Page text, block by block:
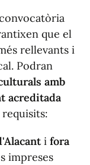
que el
rellevants i
Podran
amb
acreditada
i fora
impreses